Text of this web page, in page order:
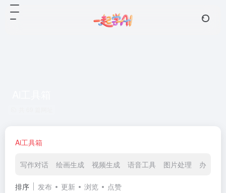
Ai工具箱
写作对话 绘画生成 视频生成 语音工具 图片处理 办公效
排序 发布 更新 浏览 点赞